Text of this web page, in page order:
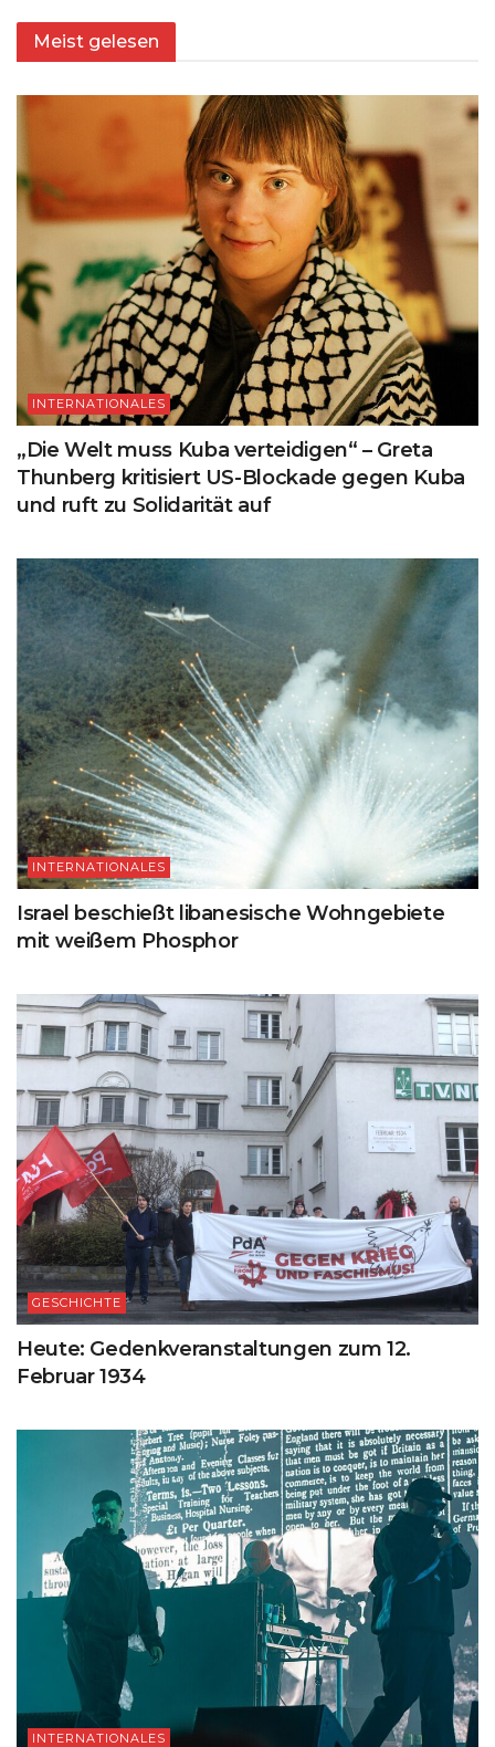
Meist gelesen
INTERNATIONALES
„Die Welt muss Kuba verteidigen“ – Greta
Thunberg kritisiert US-Blockade gegen Kuba
und ruft zu Solidarität auf
INTERNATIONALES
Israel beschießt libanesische Wohngebiete
mit weißem Phosphor
GESCHICHTE
Heute: Gedenkveranstaltungen zum 12.
Februar 1934
INTERNATIONALES